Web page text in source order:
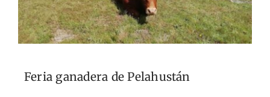
Feria ganadera de Pelahustán